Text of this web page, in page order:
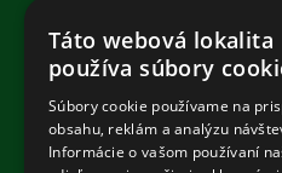
Komunálna a
Pondelok –
Táto webová lokalita
používa súbory
Súbory cookie používame na
obsahu, reklám a analýzu
Informácie o vašom používaní